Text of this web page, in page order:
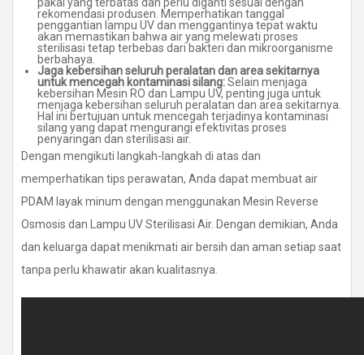
rekomendasi produsen. Memperhatikan tanggal
penggantian lampu UV dan menggantinya tepat waktu
akan memastikan bahwa air yang melewati proses
sterilisasi tetap terbebas dari bakteri dan mikroorganisme
berbahaya.
Jaga kebersihan seluruh peralatan dan area sekitarnya
untuk mencegah kontaminasi silang:Selain menjaga
kebersihan Mesin RO dan Lampu UV, penting juga untuk
menjaga kebersihan seluruh peralatan dan area sekitarnya.
Hal ini bertujuan untuk mencegah terjadinya kontaminasi
silang yang dapat mengurangi efektivitas proses
penyaringan dan sterilisasi air.
Dengan mengikuti langkah-langkah di atas dan
memperhatikan tips perawatan, Anda dapat membuat air
PDAM layak minum dengan menggunakan Mesin Reverse
Osmosis dan Lampu UV Sterilisasi Air. Dengan demikian, Anda
dan keluarga dapat menikmati air bersih dan aman setiap saat
tanpa perlu khawatir akan kualitasnya.